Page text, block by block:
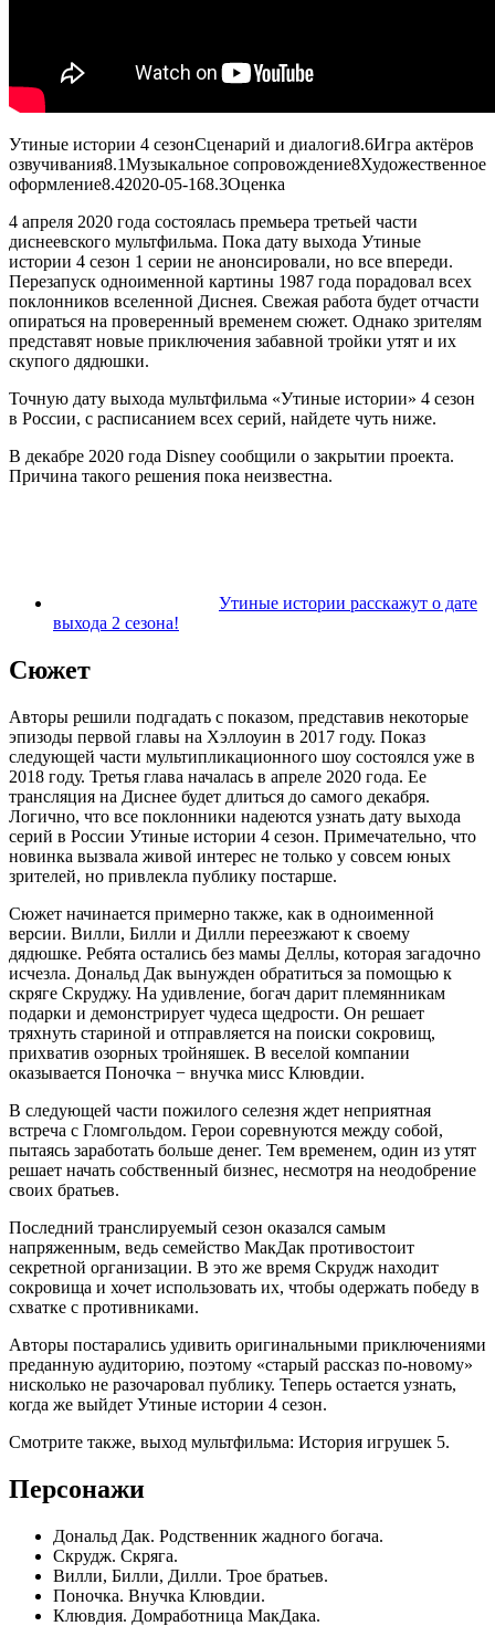
Утиные истории 4 сезонСценарий и диалоги8.6Игра актёров
озвучивания8.1Музыкальное сопровождение8Художественное
оформление8.42020-05-168.3Оценка
4 апреля 2020 года состоялась премьера третьей части
диснеевского мультфильма. Пока дату выхода Утиные
истории 4 сезон 1 серии не анонсировали, но все впереди.
Перезапуск одноименной картины 1987 года порадовал всех
поклонников вселенной Диснея. Свежая работа будет отчасти
опираться на проверенный временем сюжет. Однако зрителям
представят новые приключения забавной тройки утят и их
скупого дядюшки.
Точную дату выхода мультфильма «Утиные истории» 4 сезон
в России, с расписанием всех серий, найдете чуть ниже.
В декабре 2020 года Disney сообщили о закрытии проекта.
Причина такого решения пока неизвестна.
Утиные истории расскажут о дате
выхода 2 сезона!
Сюжет
Авторы решили подгадать с показом, представив некоторые
эпизоды первой главы на Хэллоуин в 2017 году. Показ
следующей части мультипликационного шоу состоялся уже в
2018 году. Третья глава началась в апреле 2020 года. Ее
трансляция на Диснее будет длиться до самого декабря.
Логично, что все поклонники надеются узнать дату выхода
серий в России Утиные истории 4 сезон. Примечательно, что
новинка вызвала живой интерес не только у совсем юных
зрителей, но привлекла публику постарше.
Сюжет начинается примерно также, как в одноименной
версии. Вилли, Билли и Дилли переезжают к своему
дядюшке. Ребята остались без мамы Деллы, которая загадочно
исчезла. Дональд Дак вынужден обратиться за помощью к
скряге Скруджу. На удивление, богач дарит племянникам
подарки и демонстрирует чудеса щедрости. Он решает
тряхнуть стариной и отправляется на поиски сокровищ,
прихватив озорных тройняшек. В веселой компании
оказывается Поночка − внучка мисс Клювдии.
В следующей части пожилого селезня ждет неприятная
встреча с Гломгольдом. Герои соревнуются между собой,
пытаясь заработать больше денег. Тем временем, один из утят
решает начать собственный бизнес, несмотря на неодобрение
своих братьев.
Последний транслируемый сезон оказался самым
напряженным, ведь семейство МакДак противостоит
секретной организации. В это же время Скрудж находит
сокровища и хочет использовать их, чтобы одержать победу в
схватке с противниками.
Авторы постарались удивить оригинальными приключениями
преданную аудиторию, поэтому «старый рассказ по-новому»
нисколько не разочаровал публику. Теперь остается узнать,
когда же выйдет Утиные истории 4 сезон.
Смотрите также, выход мультфильма: История игрушек 5.
Персонажи
Дональд Дак. Родственник жадного богача.
Скрудж. Скряга.
Вилли, Билли, Дилли. Трое братьев.
Поночка. Внучка Клювдии.
Клювдия. Домработница МакДака.